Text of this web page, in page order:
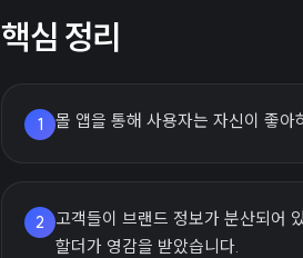
핵심 정리
1 몰 앱을 통해 사용자는 자신이 좋
2
고객들이 브랜드 정보가 분산되어
할더가 영감을 받았습니다.